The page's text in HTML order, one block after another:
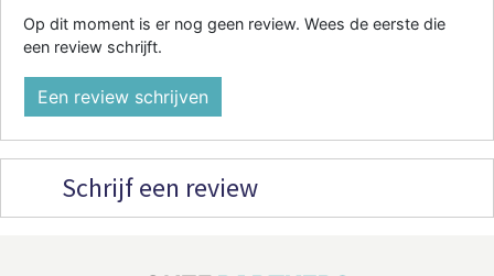
Op dit moment is er nog geen review. Wees de eerste die
een review schrijft.
Een review schrijven
Schrijf een review